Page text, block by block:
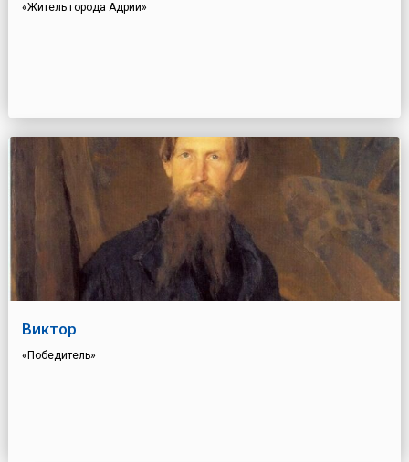
«Житель города Адрии»
Виктор
«Победитель»